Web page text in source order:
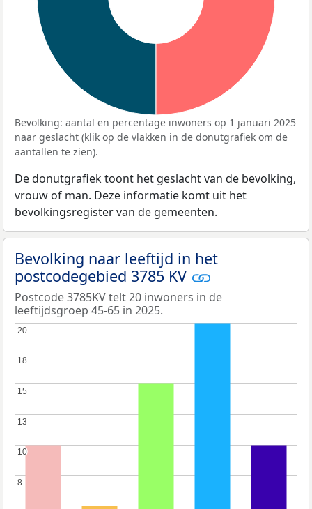
Bevolking: aantal en percentage inwoners op 1 januari 2025
naar geslacht (klik op de vlakken in de donutgrafiek om de
aantallen te zien).
De donutgrafiek toont het geslacht van de bevolking,
vrouw of man. Deze informatie komt uit het
bevolkingsregister van de gemeenten.
Bevolking naar leeftijd in het
postcodegebied 3785 KV
Postcode 3785KV telt 20 inwoners in de
leeftijdsgroep 45-65 in 2025.
8
8
10
10
13
13
15
15
18
18
20
20